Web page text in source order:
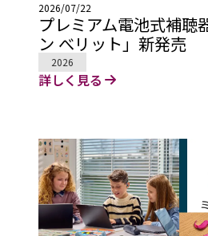
2026/07/22
プレミアム電池式補聴
ン べリット」新発売
2026
詳しく見る